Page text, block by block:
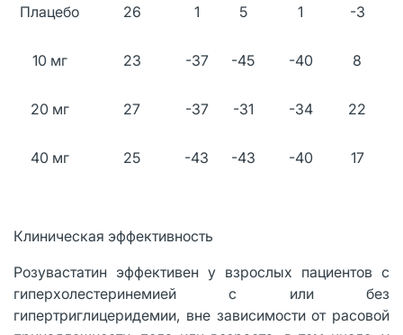
Плацебо 26 1 5 1 -3
10 мг 23 -37 -45 -40 8
20 мг 27 -37 -31 -34 22
40 мг 25 -43 -43 -40 17
Клиническая эффективность
Розувастатин эффективен у взрослых пациентов с
гиперхолестеринемией с или без
гипертриглицеридемии, вне зависимости от расовой